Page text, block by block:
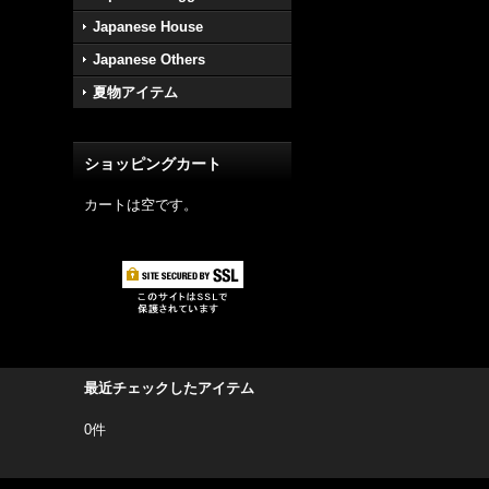
Japanese House
Japanese Others
夏物アイテム
ショッピングカート
カートは空です。
最近チェックしたアイテム
0件